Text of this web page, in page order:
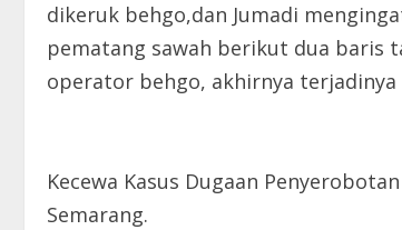
dikeruk behgo,dan Jumadi
pematang sawah berikut dua baris
operator behgo, akhirnya terjadinya
Kecewa Kasus Dugaan
Semarang.